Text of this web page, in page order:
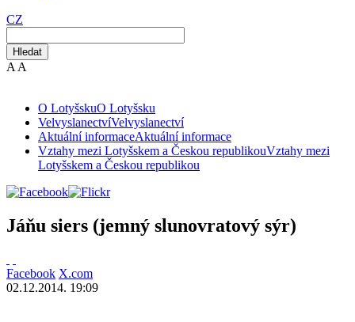
CZ
Hledat
A A
O LotyšskuO Lotyšsku
VelvyslanectvíVelvyslanectví
Aktuální informaceAktuální informace
Vztahy mezi Lotyšskem a Českou republikouVztahy mezi
Lotyšskem a Českou republikou
Jáňu siers (jemný slunovratový sýr)
Facebook X.com
02.12.2014. 19:09